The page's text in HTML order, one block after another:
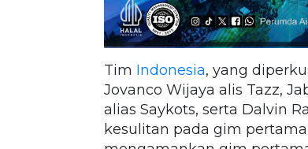
Tim Indonesia, yang
Jovanco Wijaya alis Tazz,
alias Saykots, serta Dalvin
kesulitan pada gim